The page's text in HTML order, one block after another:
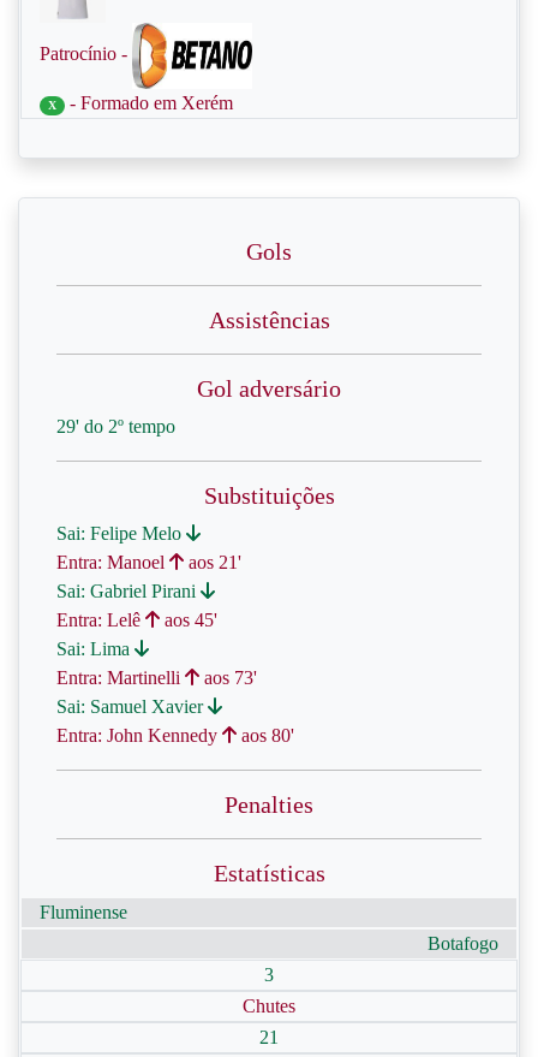
Patrocínio -
X - Formado em Xerém
Gols
Assistências
Gol adversário
29' do 2º tempo
Substituições
Sai: Felipe Melo
Entra: Manoel
aos 21'
Sai: Gabriel Pirani
Entra: Lelê
aos 45'
Sai: Lima
Entra: Martinelli
aos 73'
Sai: Samuel Xavier
Entra: John Kennedy
aos 80'
Penalties
Estatísticas
Fluminense
Botafogo
3
Chutes
21